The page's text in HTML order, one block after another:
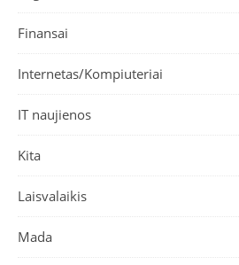
Finansai
Internetas/Kompiuteriai
IT naujienos
Kita
Laisvalaikis
Mada